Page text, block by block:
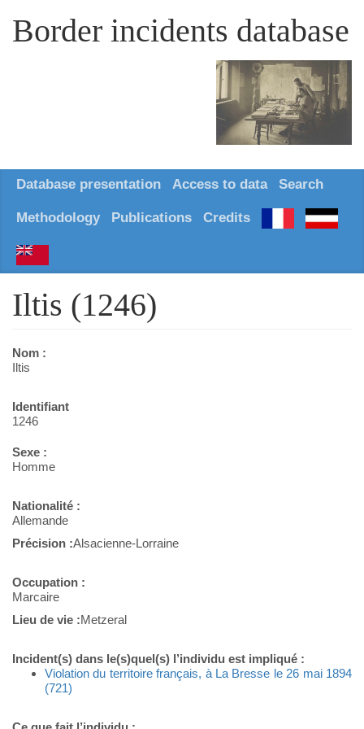
Border incidents database
Database presentation Access to data Search
Methodology Publications Credits
Iltis (1246)
Nom :
Iltis
Identifiant
1246
Sexe :
Homme
Nationalité :
Allemande
Précision :Alsacienne-Lorraine
Occupation :
Marcaire
Lieu de vie :Metzeral
Incident(s) dans le(s)quel(s) l’individu est impliqué :
Violation du territoire français, à La Bresse le 26 mai 1894
(721)